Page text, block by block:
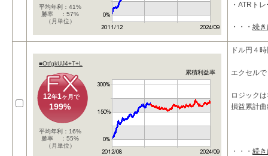
平均年利：41%
勝率 ：57%
（月単位）
・ATRト
■特
・・・ 続
■OtfgkUJ4+T+L
累積利益率
12年1ヶ月で
199%
平均年利：16%
勝率 ：55%
（月単位）
ドル円４
エクセル
ロジック
損益累計
・・・ 続